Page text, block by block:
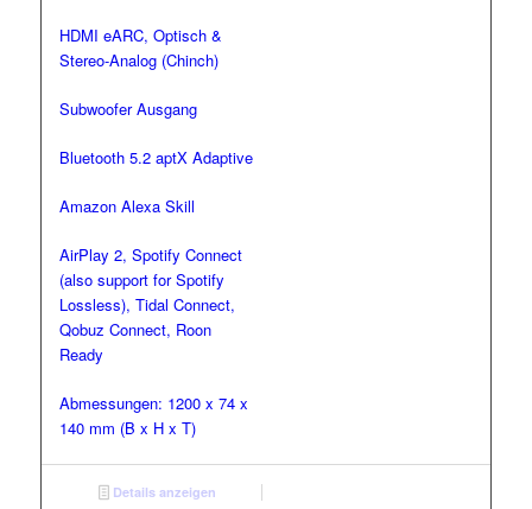
HDMI eARC, Optisch &
Stereo-Analog (Chinch)
Subwoofer Ausgang
Bluetooth 5.2 aptX Adaptive
Amazon Alexa Skill
AirPlay 2, Spotify Connect
(also support for Spotify
Lossless), Tidal Connect,
Qobuz Connect, Roon
Ready
Abmessungen: 1200 x 74 x
140 mm (B x H x T)
Details anzeigen